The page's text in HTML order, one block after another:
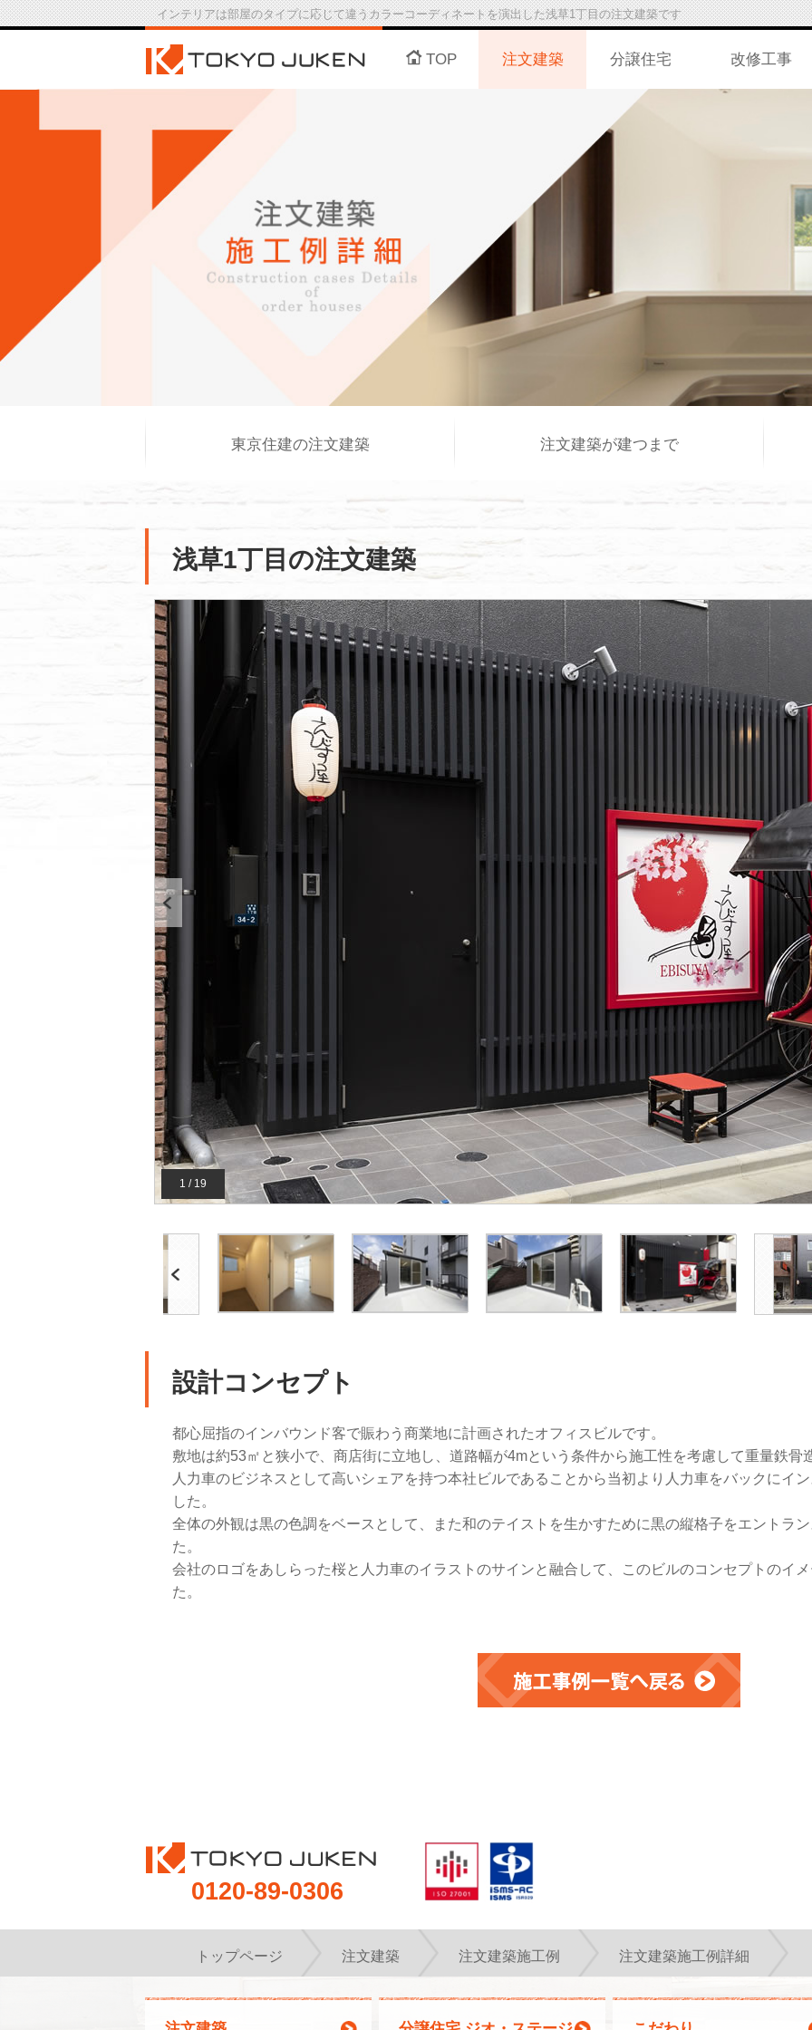
インテリアは部屋のタイプに応じて違うカラーコーディネートを演出した浅草1丁目の注文建築です
TOP 注文建築 分譲住宅 改修工事
東京住建の注文建築 注文建築が建つまで
浅草1丁目の注文建築
Previous
1 / 19
Previous
設計コンセプト
都心屈指のインバウンド客で賑わう商業地に計画されたオフィスビルです。
敷地は約53㎡と狭小で、商店街に立地し、道路幅が4mという条件から施工性を考慮して重量鉄骨
人力車のビジネスとして高いシェアを持つ本社ビルであることから当初より人力車をバックにイ
した。
全体の外観は黒の色調をベースとして、また和のテイストを生かすために黒の縦格子をエントラ
た。
会社のロゴをあしらった桜と人力車のイラストのサインと融合して、このビルのコンセプトのイ
た。
0120-89-0306
トップページ 注文建築 注文建築施工例 注文建築施工例詳細